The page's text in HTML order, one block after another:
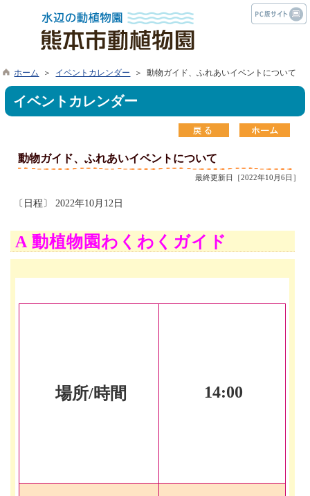
ホーム ＞ イベントカレンダー ＞ 動物ガイド、ふれあいイベントについて
イベントカレンダー
動物ガイド、ふれあいイベントについて
最終更新日［2022年10月6日］
〔日程〕 2022年10月12日
A 動植物園わくわくガイド
場所/時間 14:00